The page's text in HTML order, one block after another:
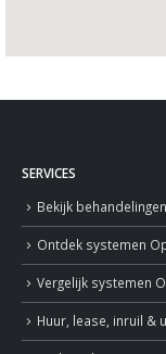
SERVICES
Bekijk behandelingen
Ontdek systemen
Vergelijk systemen
Huur, lease, inruil &